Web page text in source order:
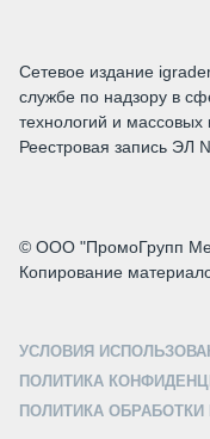
Сетевое издание
службе по надзору в
технологий и массовых
Реестровая запись
© ООО "ПромоГрупп
Копирование
УСЛОВИЯ
ПОЛИТИКА
ПОЛИТИКА